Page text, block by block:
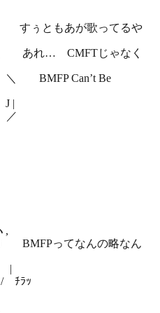
あが歌ってるや
CMFTじゃなく
Can’t Be
|
ってなんの略なん
|
ｯ